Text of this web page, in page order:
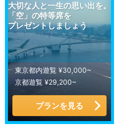
大切な人と一生の思い出を。
「空」の特等席を
プレゼントしましょう
東京都内遊覧 ¥30,000~
京都遊覧 ¥29,200~
プランを見る